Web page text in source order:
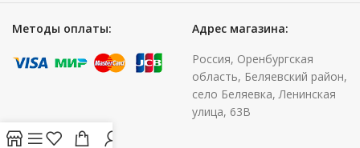
Методы оплаты:
Адрес магазина:
Россия, Оренбургская
область, Беляевский район,
село Беляевка, Ленинская
улица, 63В